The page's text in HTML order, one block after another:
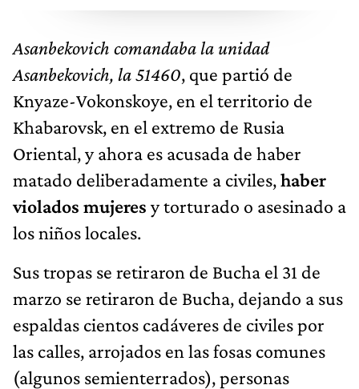
Asanbekovich comandaba la unidad
Asanbekovich, la 51460, que partió de
Knyaze-Vokonskoye, en el territorio de
Khabarovsk, en el extremo de Rusia
Oriental, y ahora es acusada de haber
matado deliberadamente a civiles,haber
violados mujeres y torturado o asesinado a
los niños locales.
Sus tropas se retiraron de Bucha el 31 de
marzo se retiraron de Bucha, dejando a sus
espaldas cientos cadáveres de civiles por
las calles, arrojados en las fosas comunes
(algunos semienterrados), personas